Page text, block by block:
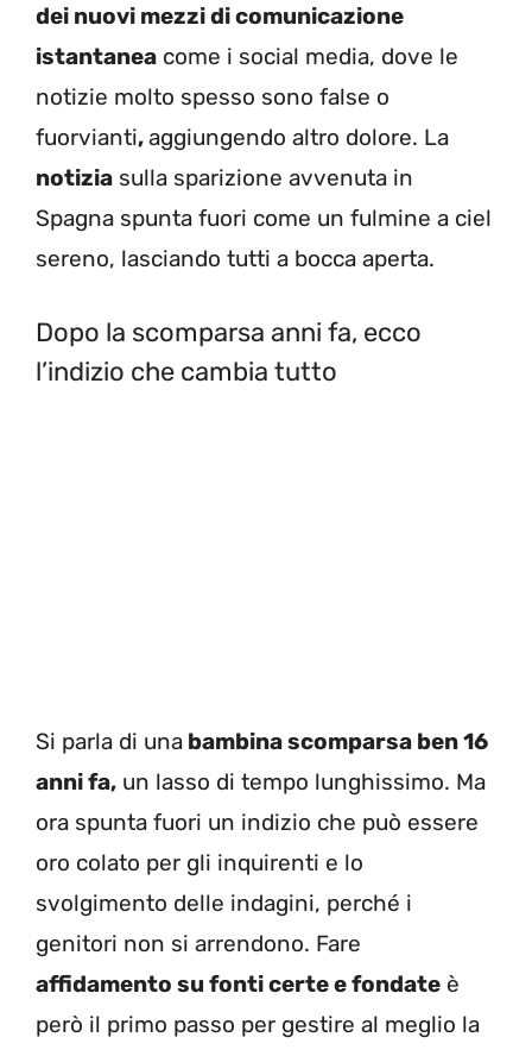
dei nuovi mezzi di comunicazione
istantanea come i social media, dove le
notizie molto spesso sono false o
fuorvianti,aggiungendo altro dolore. La
notizia sulla sparizione avvenuta in
Spagna spunta fuori come un fulmine a ciel
sereno, lasciando tutti a bocca aperta.
Dopo la scomparsa anni fa, ecco
l’indizio che cambia tutto
Si parla di una bambina scomparsa ben 16
anni fa, un lasso di tempo lunghissimo. Ma
ora spunta fuori un indizio che può essere
oro colato per gli inquirenti e lo
svolgimento delle indagini, perché i
genitori non si arrendono. Fare
affidamento su fonti certe e fondate è
però il primo passo per gestire al meglio la